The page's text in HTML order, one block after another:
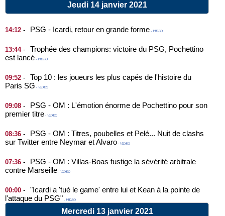
Jeudi 14 janvier 2021
14:12 - PSG - Icardi, retour en grande forme - VIDEO
13:44-
Trophée des champions: victoire du PSG, Pochettino
est lancé - VIDEO
09:52 -
Top 10 : les joueurs les plus capés de l'histoire du
Paris SG - VIDEO
09:08 -
PSG - OM : L'émotion énorme de Pochettino pour son
premier titre - VIDEO
08:36 -
PSG - OM : Titres, poubelles et Pelé... Nuit de clashs
sur Twitter entre Neymar et Alvaro - VIDEO
07:36 -
PSG - OM : Villas-Boas fustige la sévérité arbitrale
contre Marseille - VIDEO
00:00 -
"Icardi a 'tué le game' entre lui et Kean à la pointe de
l'attaque du PSG" - VIDEO
Mercredi 13 janvier 2021